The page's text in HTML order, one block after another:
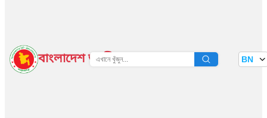
বাংলাদেশ জাতীয় তথ্য বাতায়ন BN